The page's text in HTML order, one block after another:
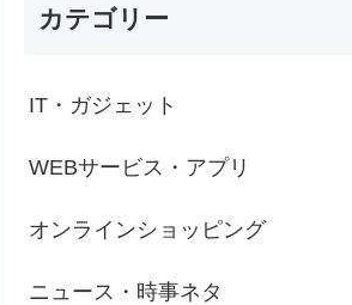
カテゴリー
IT・ガジェット
WEBサービス・アプリ
オンラインショッピング
ニュース・時事ネタ